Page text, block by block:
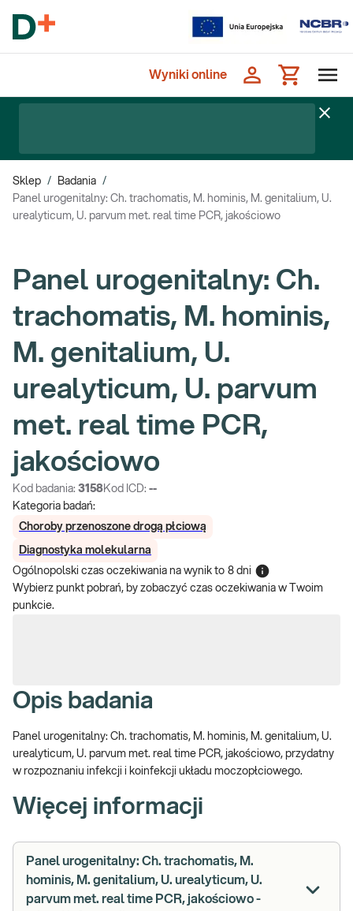
Wyniki online
Sklep / Badania /
Panel urogenitalny: Ch. trachomatis, M. hominis, M. genitalium, U.
urealyticum, U. parvum met. real time PCR, jakościowo
Panel urogenitalny: Ch.
trachomatis, M. hominis,
M. genitalium, U.
urealyticum, U. parvum
met. real time PCR,
jakościowo
Kod badania: 3158Kod ICD: --
Kategoria badań:
Choroby przenoszone drogą płciową
Diagnostyka molekularna
Ogólnopolski czas oczekiwania na wynik to 8 dni
Wybierz punkt pobrań, by zobaczyć czas oczekiwania w Twoim
punkcie.
Opis badania
Panel urogenitalny: Ch. trachomatis, M. hominis, M. genitalium, U.
urealyticum, U. parvum met. real time PCR, jakościowo, przydatny
w rozpoznaniu infekcji i koinfekcji układu moczopłciowego.
Więcej informacji
Panel urogenitalny: Ch. trachomatis, M.
hominis, M. genitalium, U. urealyticum, U.
parvum met. real time PCR, jakościowo -